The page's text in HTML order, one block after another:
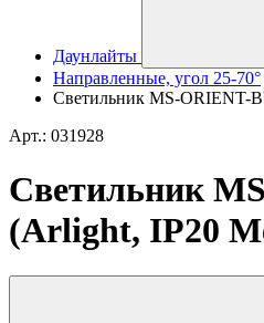
Даунлайты
Направленные, угол 25-70°
Светильник MS-ORIENT-
Арт.: 031928
Светильник
(Arlight, IP20